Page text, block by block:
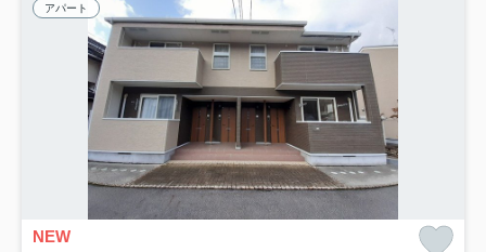
アパート
NEW